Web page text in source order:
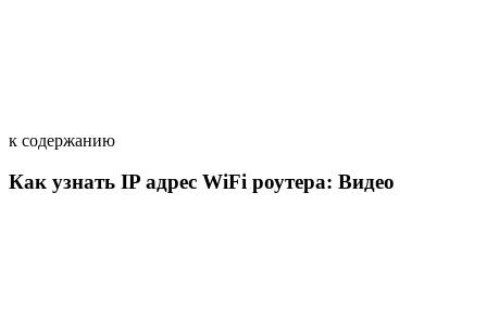
к содержанию
Как узнать IP адрес WiFi роутера: Видео